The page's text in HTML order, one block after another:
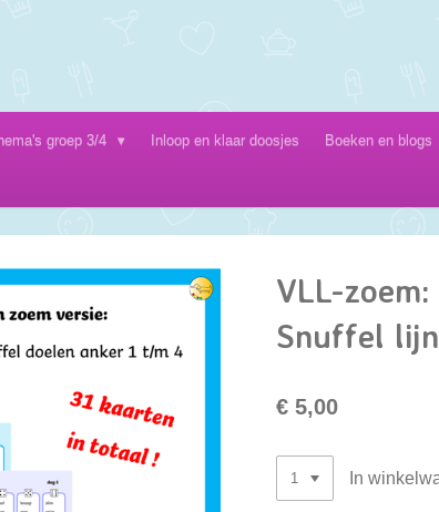
groep 3/4 Inloop en klaar doosjes Boeken en blogs
VLL-
Snuffel
€ 5,00
In